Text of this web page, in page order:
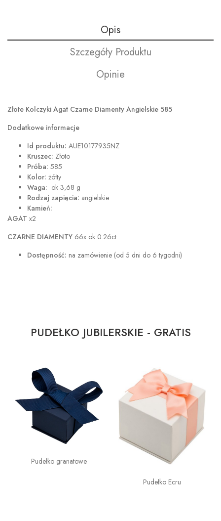
Opis
Szczegóły Produktu
Opinie
Złote Kolczyki Agat Czarne Diamenty Angielskie 585
Dodatkowe informacje
Id produktu: AUE10177935NZ
Kruszec: Złoto
Próba: 585
Kolor: żółty
Waga: ok 3,68 g
Rodzaj zapięcia: angielskie
Kamień:
AGAT x2
CZARNE DIAMENTY 66x ok 0.26ct
Dostępność: na zamówienie (od 5 dni do 6 tygodni)
PUDEŁKO JUBILERSKIE - GRATIS
Pudełko granatowe
Pudełko Ecru